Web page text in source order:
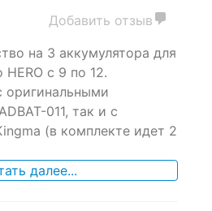
Добавить отзыв
на 3 аккумулятора для
с 9 по 12.
оригинальными
011, так и с
(в комплекте идет 2
далее...